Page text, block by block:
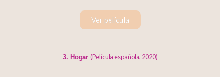
Ver película
3. Hogar (Película española, 2020)